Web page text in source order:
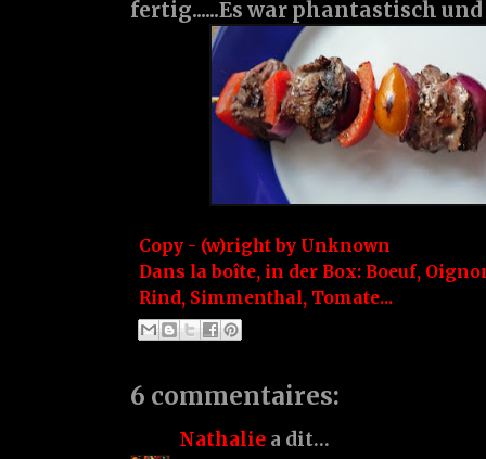
fertig......Es war phantastisch
Copy - (w)right by Unknown
Dans la boîte, in der Box: Boeuf,
Rind, Simmenthal, Tomate...
6 commentaires:
Nathalie a dit…